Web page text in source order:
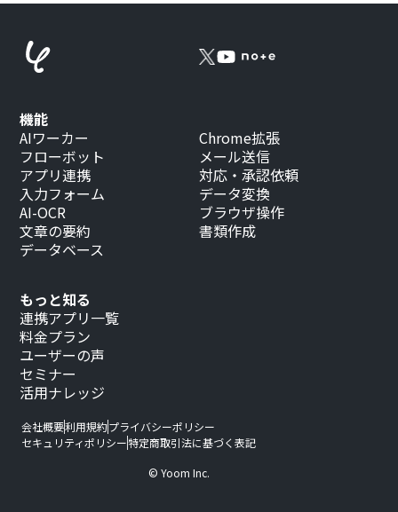
もっと知る
連携アプリ一覧
料金プラン
ユーザーの声
セミナー
活用ナレッジ
機能
AIワーカー
フローボット
アプリ連携
入力フォーム
AI-OCR
文章の要約
データベース
Chrome拡張
メール送信
対応・承認依頼
データ変換
ブラウザ操作
書類作成
会社概要利用規約プライバシーポリシー
セキュリティポリシー特定商取引法に基づく表記
© Yoom Inc.